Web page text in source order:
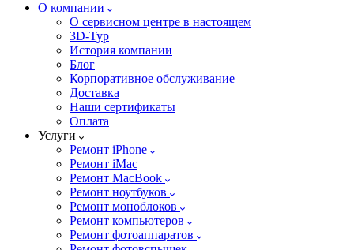
О компании
О сервисном центре в настоящем
3D-Тур
История компании
Блог
Корпоративное обслуживание
Доставка
Наши сертификаты
Оплата
Услуги
Ремонт iPhone
Ремонт iMac
Ремонт MacBook
Ремонт ноутбуков
Ремонт моноблоков
Ремонт компьютеров
Ремонт фотоаппаратов